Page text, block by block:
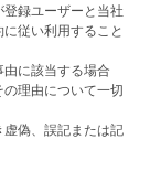
録ユーザーと当社
従い利用すること
に該当する場合
理由について一切
偽、誤記または記